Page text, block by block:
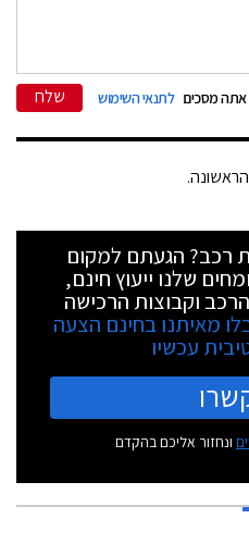
מסכים לתנאי השימוש שלח
הראשונה.
רכב? הגעתם למקום
שלנו ייעוץ חינם,
וקבוצות הרכישה
מאיתנו בחינם הצעה
עכשיו
ונחזור אליכם בהקדם